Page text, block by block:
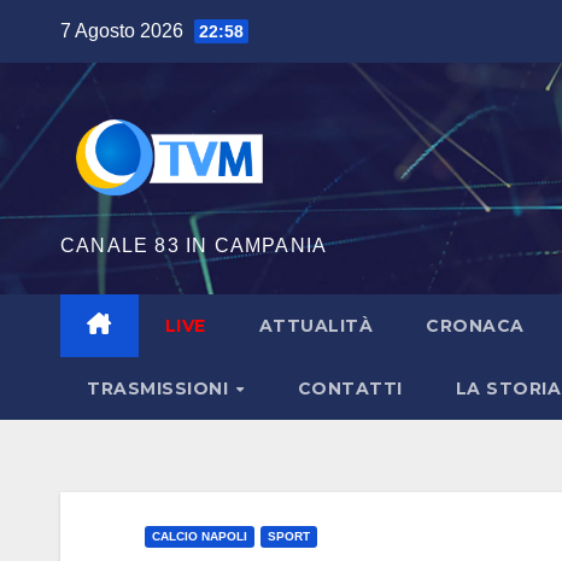
contenuto
7 Agosto 2026 22:58
CANALE 83 IN CAMPANIA
LIVE ATTUALITÀ CRONACA
TRASMISSIONI CONTATTI LA STORIA
CALCIO NAPOLI SPORT